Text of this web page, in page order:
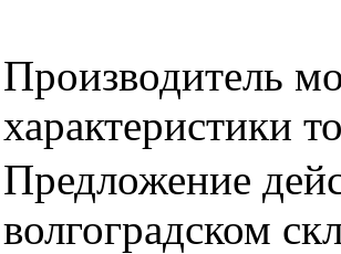
Производитель
характеристики
Предложение
волгоградском